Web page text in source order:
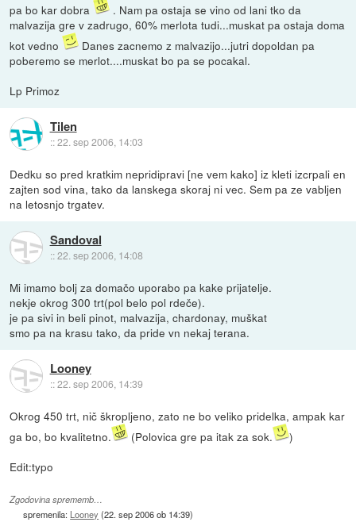
pa bo kar dobra
. Nam pa ostaja se vino od lani tko da
malvazija gre v zadrugo, 60% merlota tudi...muskat pa ostaja doma
kot vedno
Danes zacnemo z malvazijo...jutri dopoldan pa
poberemo se merlot....muskat bo pa se pocakal.
Lp Primoz
Tilen
::22. sep 2006, 14:03
Dedku so pred kratkim nepridipravi [ne vem kako] iz kleti izcrpali en
zajten sod vina, tako da lanskega skoraj ni vec. Sem pa ze vabljen
na letosnjo trgatev.
Sandoval
::22. sep 2006, 14:08
Mi imamo bolj za domačo uporabo pa kake prijatelje.
nekje okrog 300 trt(pol belo pol rdeče).
je pa sivi in beli pinot, malvazija, chardonay, muškat
smo pa na krasu tako, da pride vn nekaj terana.
Looney
::22. sep 2006, 14:39
Okrog 450 trt, nič škropljeno, zato ne bo veliko pridelka, ampak kar
ga bo, bo kvalitetno.
(Polovica gre pa itak za sok.
)
Edit:typo
Zgodovina sprememb…
spremenila: Looney (22. sep 2006 ob 14:39)